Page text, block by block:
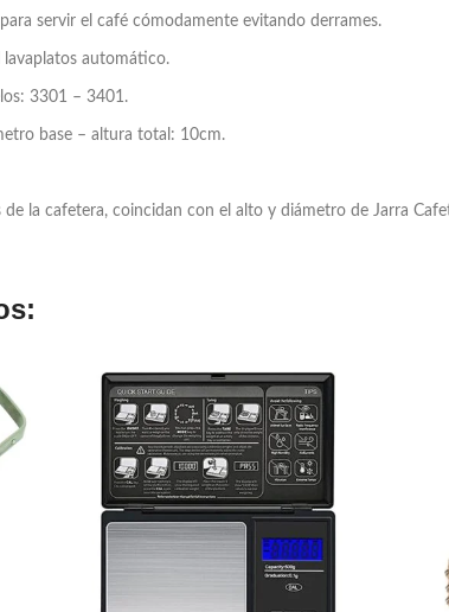
servir el café cómodamente evitando derrames.
lavaplatos automático.
3301 – 3401.
base – altura total: 10cm.
la cafetera, coincidan con el alto y diámetro de Jarra